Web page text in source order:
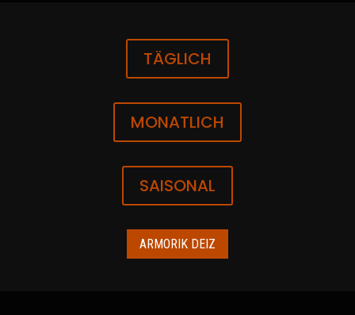
TÄGLICH
MONATLICH
SAISONAL
ARMORIK DEIZ